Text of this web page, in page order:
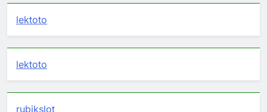
lektoto
lektoto
rubikslot